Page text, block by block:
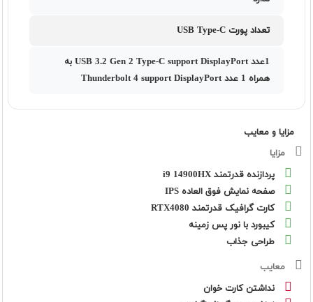
تعداد پورت USB Type-C
1عدد USB 3.2 Gen 2 Type-C support DisplayPort به
همراه 1 عدد Thunderbolt 4 support DisplayPort
مزایا و معایب
مزایا
پردازنده قدرتمند i9 14900HX
صفحه نمایش فوق العاده IPS
کارت گرافیک قدرتمند RTX4080
کیبورد با نور پس زمینه
طراحی جذاب
معایب
نداشتن کارت خوان